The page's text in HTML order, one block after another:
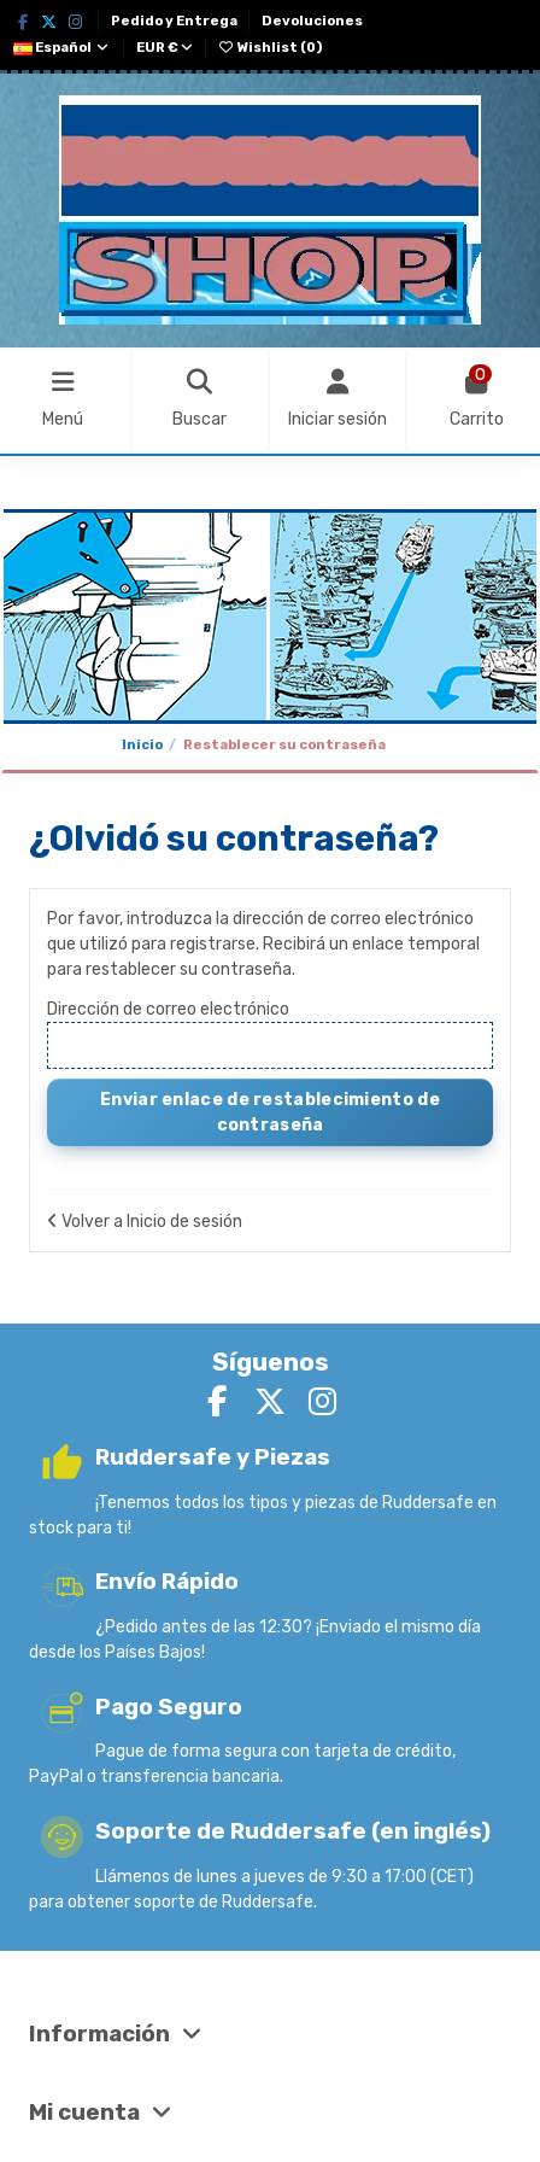
Pedido y Entrega
Devoluciones
Español
EUR € Wishlist (0)
Menú Buscar Iniciar sesión
0
Carrito
Inicio Restablecer su contraseña
¿Olvidó su contraseña?
Por favor, introduzca la dirección de correo electrónico
que utilizó para registrarse. Recibirá un enlace temporal
para restablecer su contraseña.
Dirección de correo electrónico
Enviar enlace de restablecimiento de
contraseña
Volver a Inicio de sesión
Síguenos
Ruddersafe y Piezas
¡Tenemos todos los tipos y piezas de Ruddersafe en
stock para ti!
Envío Rápido
¿Pedido antes de las 12:30? ¡Enviado el mismo día
desde los Países Bajos!
Pago Seguro
Pague de forma segura con tarjeta de crédito,
PayPal o transferencia bancaria.
Soporte de Ruddersafe (en inglés)
Llámenos de lunes a jueves de 9:30 a 17:00 (CET)
para obtener soporte de Ruddersafe.
Información
Mi cuenta